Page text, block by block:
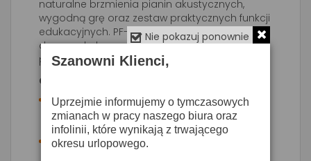
naturalne brzmienia pianin akustycznych,
wygodną grę oraz zestaw praktycznych funkcji
edukacyjnych. PF-200 świetnie sprawdza się w
domu, szkole muzycznej i podczas ćwiczeń w
podróży.
Cechy i korzyści
Pełna klawiatura 88 klawiszy– realistyczny
zakres gry jak w klasycznym pianinie.
Nie pokazuj ponownie
Szanowni Klienci,
Uprzejmie informujemy o tymczasowych
zmianach w pracy naszego biura oraz
infolinii, które wynikają z trwającego
okresu urlopowego.